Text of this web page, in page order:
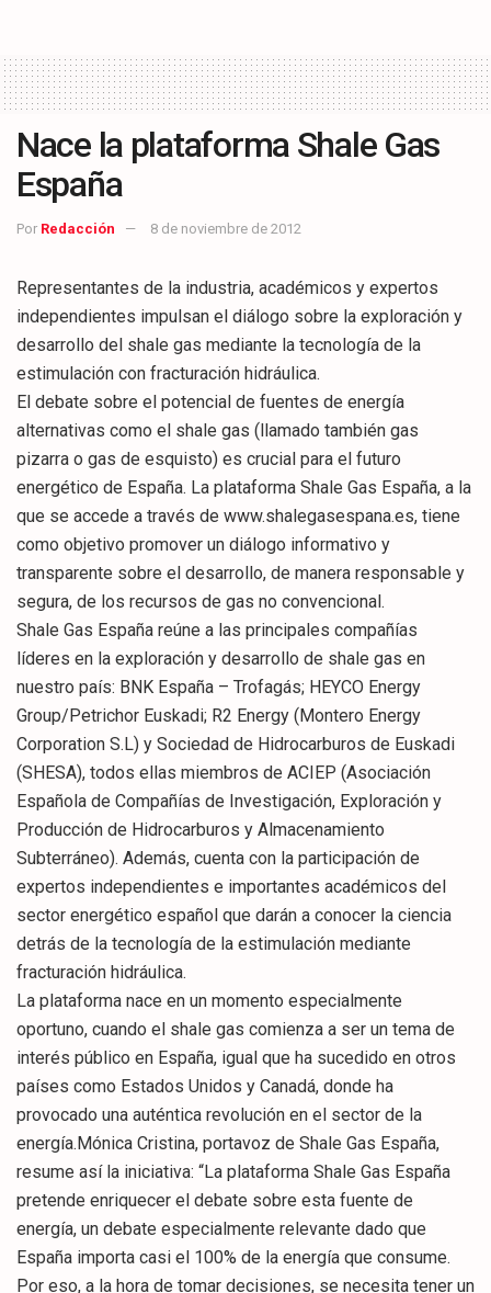
Nace la plataforma Shale Gas
España
Por Redacción 8 de noviembre de 2012
Representantes de la industria, académicos y expertos
independientes impulsan el diálogo sobre la exploración y
desarrollo del shale gas mediante la tecnología de la
estimulación con fracturación hidráulica.
El debate sobre el potencial de fuentes de energía
alternativas como el shale gas (llamado también gas
pizarra o gas de esquisto) es crucial para el futuro
energético de España. La plataforma Shale Gas España, a la
que se accede a través de www.shalegasespana.es, tiene
como objetivo promover un diálogo informativo y
transparente sobre el desarrollo, de manera responsable y
segura, de los recursos de gas no convencional.
Shale Gas España reúne a las principales compañías
líderes en la exploración y desarrollo de shale gas en
nuestro país: BNK España – Trofagás; HEYCO Energy
Group/Petrichor Euskadi; R2 Energy (Montero Energy
Corporation S.L) y Sociedad de Hidrocarburos de Euskadi
(SHESA), todos ellas miembros de ACIEP (Asociación
Española de Compañías de Investigación, Exploración y
Producción de Hidrocarburos y Almacenamiento
Subterráneo). Además, cuenta con la participación de
expertos independientes e importantes académicos del
sector energético español que darán a conocer la ciencia
detrás de la tecnología de la estimulación mediante
fracturación hidráulica.
La plataforma nace en un momento especialmente
oportuno, cuando el shale gas comienza a ser un tema de
interés público en España, igual que ha sucedido en otros
países como Estados Unidos y Canadá, donde ha
provocado una auténtica revolución en el sector de la
energía.Mónica Cristina, portavoz de Shale Gas España,
resume así la iniciativa: “La plataforma Shale Gas España
pretende enriquecer el debate sobre esta fuente de
energía, un debate especialmente relevante dado que
España importa casi el 100% de la energía que consume.
Por eso, a la hora de tomar decisiones, se necesita tener un